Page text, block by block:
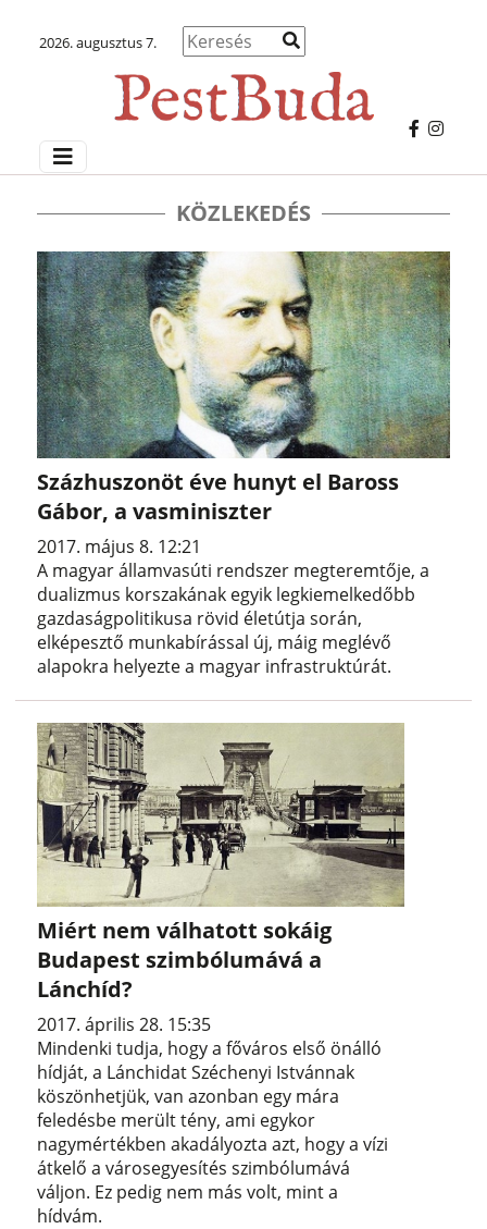
2026. augusztus 7.
KÖZLEKEDÉS
Százhuszonöt éve hunyt el Baross
Gábor, a vasminiszter
2017. május 8. 12:21
A magyar államvasúti rendszer megteremtője, a
dualizmus korszakának egyik legkiemelkedőbb
gazdaságpolitikusa rövid életútja során,
elképesztő munkabírással új, máig meglévő
alapokra helyezte a magyar infrastruktúrát.
Miért nem válhatott sokáig
Budapest szimbólumává a
Lánchíd?
2017. április 28. 15:35
Mindenki tudja, hogy a főváros első önálló
hídját, a Lánchidat Széchenyi Istvánnak
köszönhetjük, van azonban egy mára
feledésbe merült tény, ami egykor
nagymértékben akadályozta azt, hogy a vízi
átkelő a városegyesítés szimbólumává
váljon. Ez pedig nem más volt, mint a
hídvám.